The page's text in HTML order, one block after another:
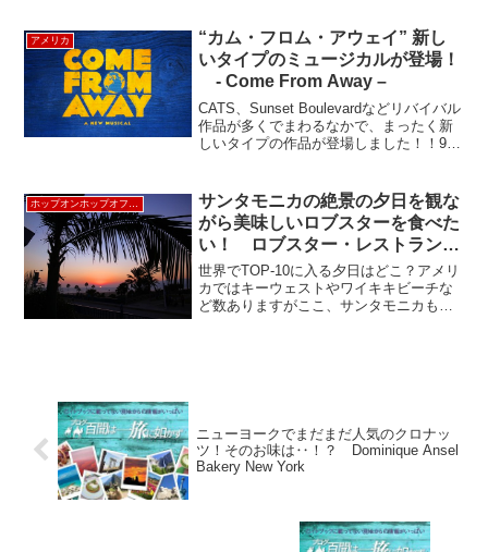
テルを出発しボルダーシティ空港へ移
動、ボルダー空港よりグラ...
アメリカ
“カム・フロム・アウェイ” 新し
いタイプのミュージカルが登場！
- Come From Away –
CATS、Sunset Boulevardなどリバイバル
作品が多くでまわるなかで、まったく新
しいタイプの作品が登場しました！！911
触れてはいけない内容と思っていた固
定...
サンタモニカの絶景の夕日を観な
がら美味しいロブスターを食べた
い！ ロブスター・レストランで
決まり！ LOBSTER《ホップオン
ホップオフ観光バス＝57番停留
所》
世界でTOP-10に入る夕日はどこ？アメリ
カではキーウェストやワイキキビーチな
ど数ありますがここ、サンタモニカも
ニューヨークでまだまだ人気のクロナッ
ツ！そのお味は‥！？ Dominique Ansel
Bakery New York